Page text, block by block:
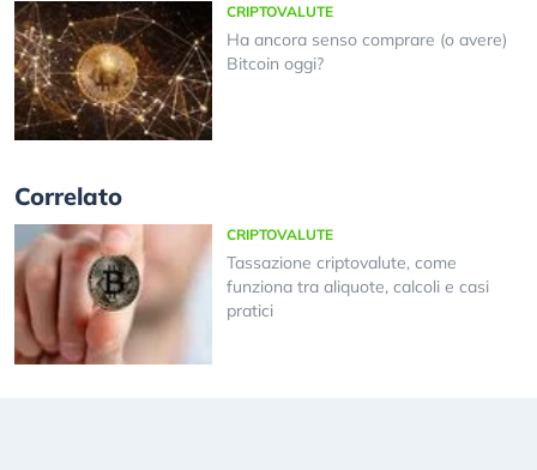
CRIPTOVALUTE
Ha ancora senso comprare (o avere)
Bitcoin oggi?
Correlato
CRIPTOVALUTE
Tassazione criptovalute, come
funziona tra aliquote, calcoli e casi
pratici